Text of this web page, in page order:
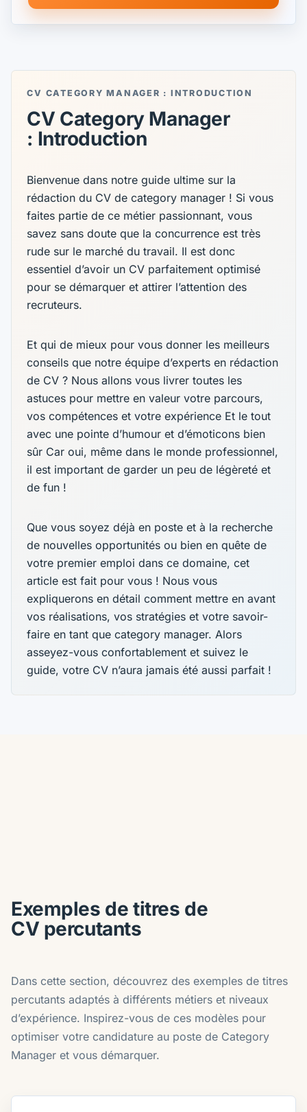
CV CATEGORY MANAGER : INTRODUCTION
CV Category Manager
: Introduction
Bienvenue dans notre guide ultime sur la
rédaction du CV de category manager ! Si vous
faites partie de ce métier passionnant, vous
savez sans doute que la concurrence est très
rude sur le marché du travail. Il est donc
essentiel d’avoir un CV parfaitement optimisé
pour se démarquer et attirer l’attention des
recruteurs.
Et qui de mieux pour vous donner les meilleurs
conseils que notre équipe d’experts en rédaction
de CV ? Nous allons vous livrer toutes les
astuces pour mettre en valeur votre parcours,
vos compétences et votre expérience Et le tout
avec une pointe d’humour et d’émoticons bien
sûr Car oui, même dans le monde professionnel,
il est important de garder un peu de légèreté et
de fun !
Que vous soyez déjà en poste et à la recherche
de nouvelles opportunités ou bien en quête de
votre premier emploi dans ce domaine, cet
article est fait pour vous ! Nous vous
expliquerons en détail comment mettre en avant
vos réalisations, vos stratégies et votre savoir-
faire en tant que category manager. Alors
asseyez-vous confortablement et suivez le
guide, votre CV n’aura jamais été aussi parfait !
Exemples de titres de
CV percutants
Dans cette section, découvrez des exemples de titres
percutants adaptés à différents métiers et niveaux
d’expérience. Inspirez-vous de ces modèles pour
optimiser votre candidature au poste de Category
Manager et vous démarquer.